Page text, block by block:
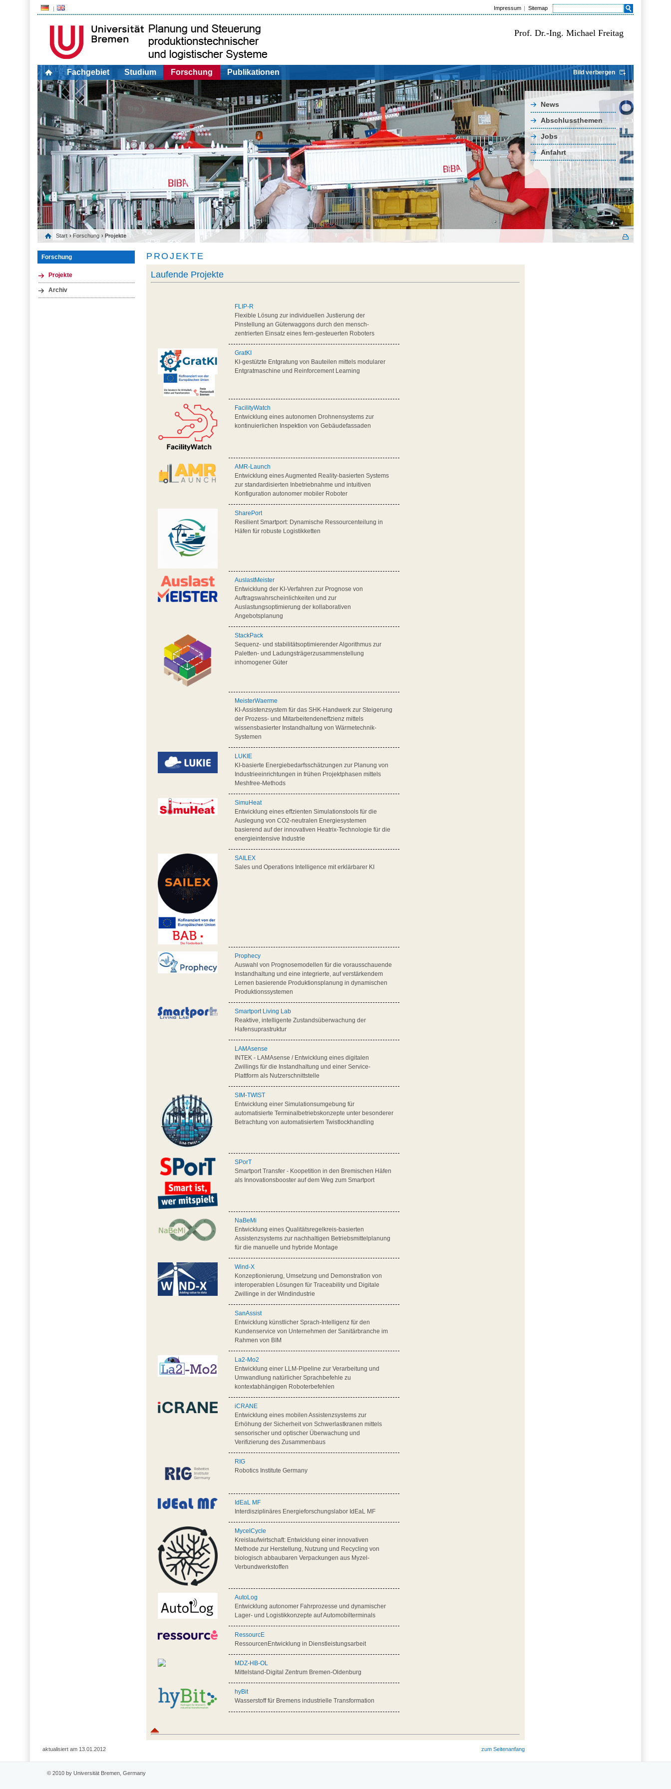
Impressum Sitemap
Prof. Dr.-Ing. Michael Freitag
Fachgebiet Studium Forschung Publikationen Bild verbergen
News
Abschlussthemen
Jobs
Anfahrt
Start › Forschung › Projekte
Forschung
Projekte
Archiv
PROJEKTE
Laufende Projekte
FLIP-R
Flexible Lösung zur individuellen Justierung der
Pinstellung an Güterwaggons durch den mensch-
zentrierten Einsatz eines fern-gesteuerten Roboters
GratKI
KI-gestützte Entgratung von Bauteilen mittels modularer
Entgratmaschine und Reinforcement Learning
FacilityWatch
Entwicklung eines autonomen Drohnensystems zur
kontinuierlichen Inspektion von Gebäudefassaden
AMR-Launch
Entwicklung eines Augmented Reality-basierten Systems
zur standardisierten Inbetriebnahme und intuitiven
Konfiguration autonomer mobiler Roboter
SharePort
Resilient Smartport: Dynamische Ressourcenteilung in
Häfen für robuste Logistikketten
AuslastMeister
Entwicklung der KI-Verfahren zur Prognose von
Auftragswahrscheinlichkeiten und zur
Auslastungsoptimierung der kollaborativen
Angebotsplanung
StackPack
Sequenz- und stabilitätsoptimierender Algorithmus zur
Paletten- und Ladungsträgerzusammenstellung
inhomogener Güter
MeisterWaerme
KI-Assistenzsystem für das SHK-Handwerk zur Steigerung
der Prozess- und Mitarbeitendeneffzienz mittels
wissensbasierter Instandhaltung von Wärmetechnik-
Systemen
LUKIE
KI-basierte Energiebedarfsschätzungen zur Planung von
Industrieeinrichtungen in frühen Projektphasen mittels
Meshfree-Methods
SimuHeat
Entwicklung eines effzienten Simulationstools für die
Auslegung von CO2-neutralen Energiesystemen
basierend auf der innovativen Heatrix-Technologie für die
energieintensive Industrie
SAILEX
Sales und Operations Intelligence mit erklärbarer KI
Prophecy
Auswahl von Prognosemodellen für die vorausschauende
Instandhaltung und eine integrierte, auf verstärkendem
Lernen basierende Produktionsplanung in dynamischen
Produktionssystemen
Smartport Living Lab
Reaktive, intelligente Zustandsüberwachung der
Hafensuprastruktur
LAMAsense
INTEK - LAMAsense / Entwicklung eines digitalen
Zwillings für die Instandhaltung und einer Service-
Plattform als Nutzerschnittstelle
SIM-TWIST
Entwicklung einer Simulationsumgebung für
automatisierte Terminalbetriebskonzepte unter besonderer
Betrachtung von automatisiertem Twistlockhandling
SPorT
Smartport Transfer - Koopetition in den Bremischen Häfen
als Innovationsbooster auf dem Weg zum Smartport
NaBeMi
Entwicklung eines Qualitätsregelkreis-basierten
Assistenzsystems zur nachhaltigen Betriebsmittelplanung
für die manuelle und hybride Montage
Wind-X
Konzeptionierung, Umsetzung und Demonstration von
interoperablen Lösungen für Traceability und Digitale
Zwillinge in der Windindustrie
SanAssist
Entwicklung künstlicher Sprach-Intelligenz für den
Kundenservice von Unternehmen der Sanitärbranche im
Rahmen von BIM
La2-Mo2
Entwicklung einer LLM-Pipeline zur Verarbeitung und
Umwandlung natürlicher Sprachbefehle zu
kontextabhängigen Roboterbefehlen
iCRANE
Entwicklung eines mobilen Assistenzsystems zur
Erhöhung der Sicherheit von Schwerlastkranen mittels
sensorischer und optischer Überwachung und
Verifizierung des Zusammenbaus
RIG
Robotics Institute Germany
IdEaL MF
Interdisziplinäres Energieforschungslabor IdEaL MF
MycelCycle
Kreislaufwirtschaft: Entwicklung einer innovativen
Methode zur Herstellung, Nutzung und Recycling von
biologisch abbaubaren Verpackungen aus Myzel-
Verbundwerkstoffen
AutoLog
Entwicklung autonomer Fahrprozesse und dynamischer
Lager- und Logistikkonzepte auf Automobilterminals
RessourcE
RessourcenEntwicklung in Dienstleistungsarbeit
MDZ-HB-OL
Mittelstand-Digital Zentrum Bremen-Oldenburg
hyBit
Wasserstoff für Bremens industrielle Transformation
aktualisiert am 13.01.2012 zum Seitenanfang
© 2010 by Universität Bremen, Germany